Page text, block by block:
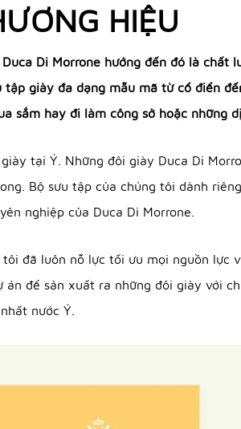
HIỆU
Di Morrone hướng đến đó là chất
giày đa dạng mẫu mã từ cổ điển
sắm hay đi làm công sở hoặc những
tại Ý. Những đôi giày Duca Di
Bộ sưu tập của chúng tôi dành
nghiệp của Duca Di Morrone.
đã luôn nỗ lực tối ưu mọi nguồn
để sản xuất ra những đôi giày với
nước Ý.